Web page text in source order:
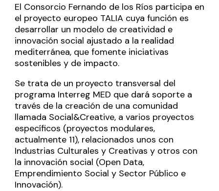
El Consorcio Fernando de los Ríos participa en
el proyecto europeo TALIA cuya función es
desarrollar un modelo de creatividad e
innovación social ajustado a la realidad
mediterránea, que fomente iniciativas
sostenibles y de impacto.
Se trata de un proyecto transversal del
programa Interreg MED que dará soporte a
través de la creación de una comunidad
llamada Social&Creative, a varios proyectos
específicos (proyectos modulares,
actualmente 11), relacionados unos con
Industrias Culturales y Creativas y otros con
la innovación social (Open Data,
Emprendimiento Social y Sector Público e
Innovación).